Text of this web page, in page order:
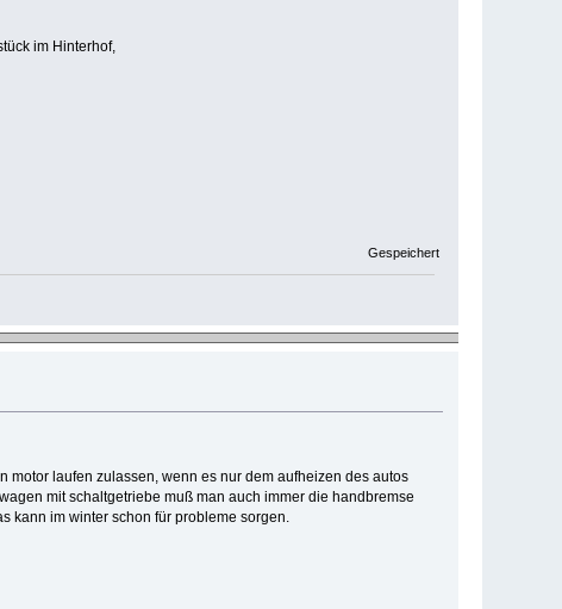
im Hinterhof,
Gespeichert
laufen zulassen, wenn es nur dem aufheizen des autos
mit schaltgetriebe muß man auch immer die handbremse
kann im winter schon für probleme sorgen.